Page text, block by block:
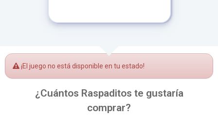
¡El juego no está disponible en tu estado!
¿Cuántos Raspaditos te gustaría
comprar?